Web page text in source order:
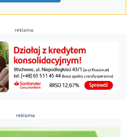
reklama
reklama